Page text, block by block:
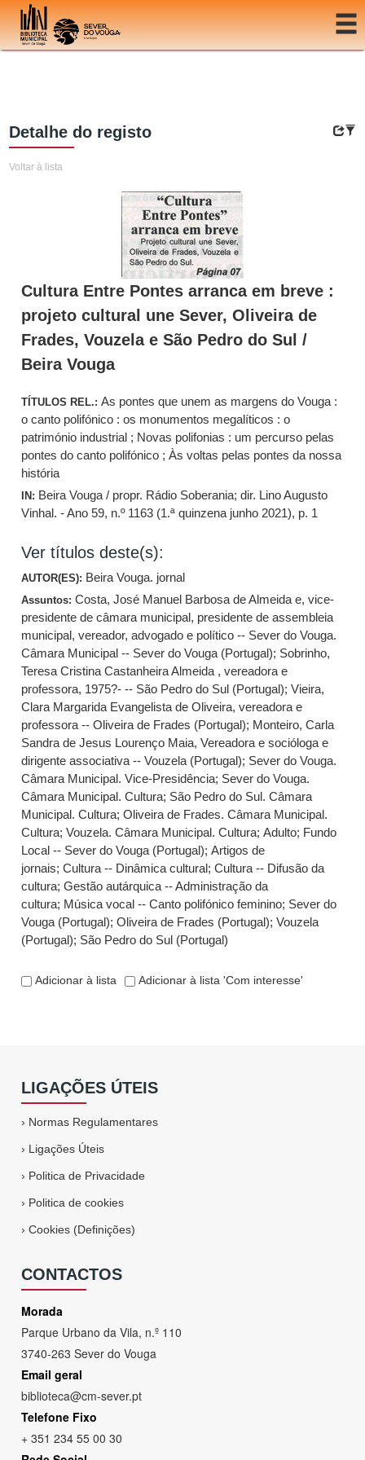
Ir para o conteúdo
Detalhe do registo
Voltar à lista
Cultura Entre Pontes arranca em breve :
projeto cultural une Sever, Oliveira de
Frades, Vouzela e São Pedro do Sul /
Beira Vouga
TÍTULOS REL.:As pontes que unem as margens do Vouga :
o canto polifónico : os monumentos megalíticos : o
património industrial ; Novas polifonias : um percurso pelas
pontes do canto polifónico ; Às voltas pelas pontes da nossa
história
IN: Beira Vouga / propr. Rádio Soberania; dir. Lino Augusto
Vinhal. - Ano 59, n.º 1163 (1.ª quinzena junho 2021), p. 1
Ver títulos deste(s):
AUTOR(ES): Beira Vouga. jornal
Assuntos:Costa, José Manuel Barbosa de Almeida e, vice-
presidente de câmara municipal, presidente de assembleia
municipal, vereador, advogado e político -- Sever do Vouga.
Câmara Municipal -- Sever do Vouga (Portugal); Sobrinho,
Teresa Cristina Castanheira Almeida , vereadora e
professora, 1975?- -- São Pedro do Sul (Portugal);Vieira,
Clara Margarida Evangelista de Oliveira, vereadora e
professora -- Oliveira de Frades (Portugal); Monteiro, Carla
Sandra de Jesus Lourenço Maia, Vereadora e socióloga e
dirigente associativa -- Vouzela (Portugal); Sever do Vouga.
Câmara Municipal. Vice-Presidência; Sever do Vouga.
Câmara Municipal. Cultura; São Pedro do Sul. Câmara
Municipal. Cultura;Oliveira de Frades. Câmara Municipal.
Cultura;Vouzela. Câmara Municipal. Cultura;Adulto; Fundo
Local -- Sever do Vouga (Portugal);Artigos de
jornais;Cultura -- Dinâmica cultural;Cultura -- Difusão da
cultura;Gestão autárquica -- Administração da
cultura; Música vocal -- Canto polifónico feminino; Sever do
Vouga (Portugal);Oliveira de Frades (Portugal);Vouzela
(Portugal); São Pedro do Sul (Portugal)
Adicionar à lista Adicionar à lista 'Com interesse'
LIGAÇÕES ÚTEIS
› Normas Regulamentares
› Ligações Úteis
› Politica de Privacidade
› Politica de cookies
›Cookies (Definições)
CONTACTOS
Morada
Parque Urbano da Vila, n.º 110
3740-263 Sever do Vouga
Email geral
biblioteca@cm-sever.pt
Telefone Fixo
+ 351 234 55 00 30